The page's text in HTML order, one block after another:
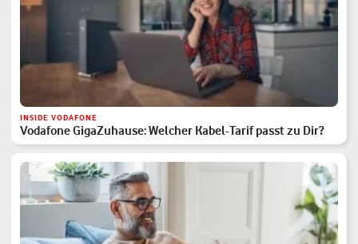
INSIDE VODAFONE
Vodafone GigaZuhause: Welcher Kabel-Tarif passt zu Dir?